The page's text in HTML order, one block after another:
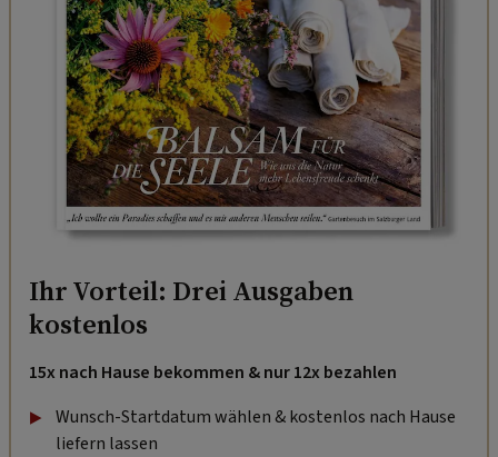
Ihr Vorteil: Drei Ausgaben
kostenlos
15x nach Hause bekommen & nur 12x bezahlen
Wunsch-Startdatum wählen & kostenlos nach Hause
liefern lassen